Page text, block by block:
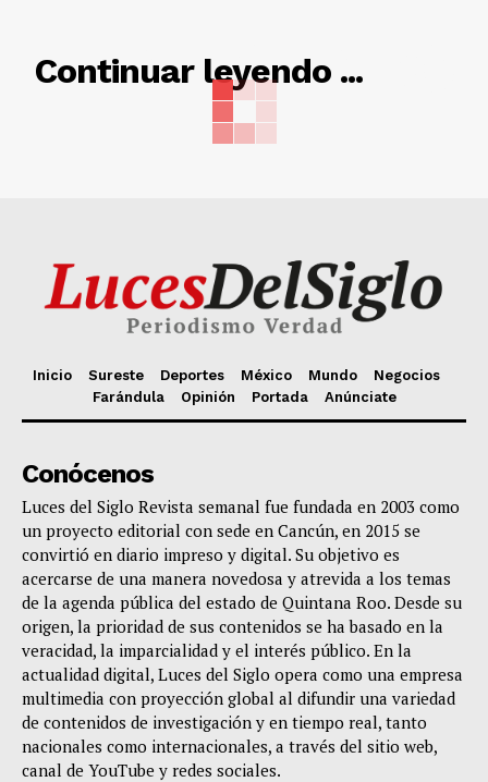
Continuar leyendo ...
RELACIONADO
Inicio Sureste Deportes México Mundo
Negocios
Farándula
Opinión Portada Anúnciate
Conócenos
Luces del Siglo Revista semanal fue fundada en 2003 como
un proyecto editorial con sede en Cancún, en 2015 se
convirtió en diario impreso y digital. Su objetivo es
acercarse de una manera novedosa y atrevida a los temas
de la agenda pública del estado de Quintana Roo. Desde su
origen, la prioridad de sus contenidos se ha basado en la
veracidad, la imparcialidad y el interés público. En la
actualidad digital, Luces del Siglo opera como una empresa
multimedia con proyección global al difundir una variedad
de contenidos de investigación y en tiempo real, tanto
nacionales como internacionales, a través del sitio web,
canal de YouTube y redes sociales.